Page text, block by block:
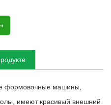
формовочные машины,
имеют красивый внешний